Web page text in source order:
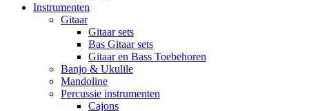
Instrumenten
Gitaar
Gitaar sets
Bas Gitaar sets
Gitaar en Bass Toebehoren
Banjo & Ukulile
Mandoline
Percussie instrumenten
Cajons